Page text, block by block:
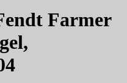
Farmer